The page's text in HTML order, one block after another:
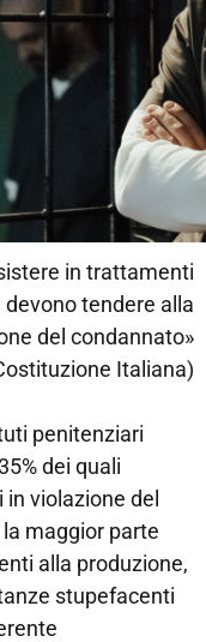
in trattamenti
tendere alla
del condannato»
Italiana)
penitenziari
dei quali
violazione del
maggior parte
alla produzione,
stupefacenti